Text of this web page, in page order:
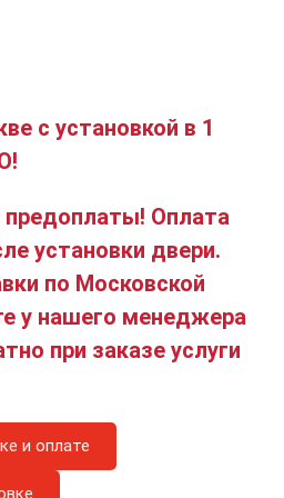
с установкой в 1
Оплата
установки двери.
по Московской
у нашего менеджера
при заказе услуги
и оплате